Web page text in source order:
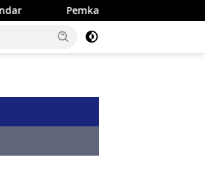
Pemkab Majene Terapkan Sistem